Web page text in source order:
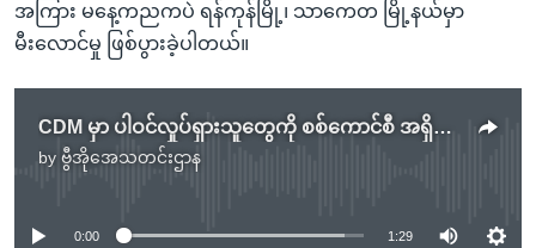
အကြား မနေ့ကညကပဲ ရန်ကုန်မြို့၊ သာကေတ မြို့နယ်မှာ
မီးလောင်မှု ဖြစ်ပွားခဲ့ပါတယ်။
CDM မှာ ပါဝင်လှုပ်ရှားသူတွေကို စစ်ကောင်စီ အရှိန်မြင့် ဖမ်းဆီးနေ
by ဗွီအိုအေသတင်းဌာန
No media source currently available
0:00 1:29